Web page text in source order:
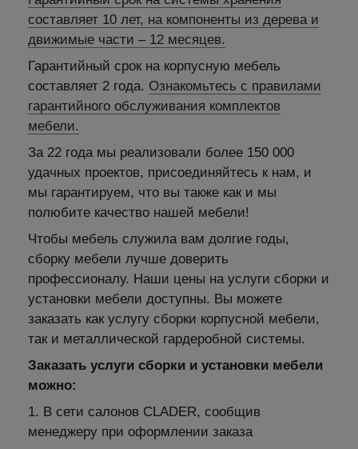
составляет 10 лет, на компоненты из дерева и
движимые части – 12 месяцев.
Гарантийный срок на корпусную мебель
составляет 2 года. Ознакомьтесь с правилами
гарантийного обслуживания комплектов
мебели.
За 22 года мы реализовали более 150 000
удачных проектов, присоединяйтесь к нам, и
мы гарантируем, что вы также как и мы
полюбите качество нашей мебели!
Чтобы мебель служила вам долгие годы,
сборку мебели лучше доверить
профессионалу. Наши цены на услуги сборки и
установки мебели доступны. Вы можете
заказать как услугу сборки корпусной мебели,
так и металлической гардеробной системы.
Заказать услуги сборки и установки мебели
можно:
1. В сети салонов CLADER, сообщив
менеджеру при оформлении заказа